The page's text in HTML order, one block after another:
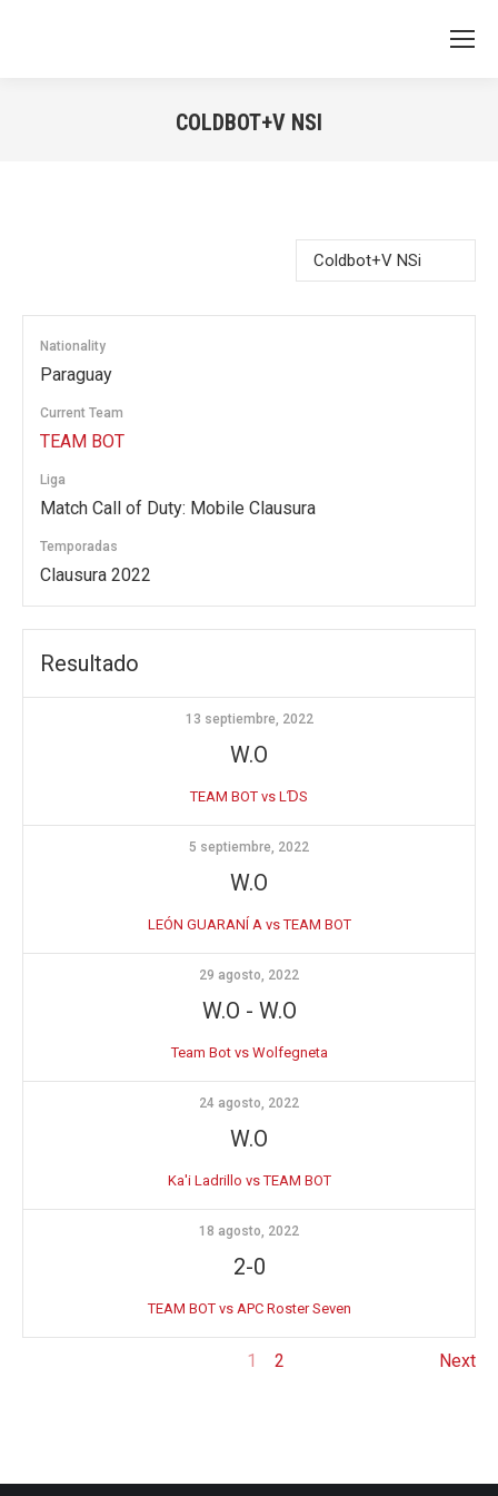
COLDBOT+V NSI
Nationality
Paraguay
Current Team
TEAM BOT
Liga
Match Call of Duty: Mobile Clausura
Temporadas
Clausura 2022
Resultado
13 septiembre, 2022
W.O
TEAM BOT vs LƊS
5 septiembre, 2022
W.O
LEÓN GUARANÍ A vs TEAM BOT
29 agosto, 2022
W.O - W.O
Team Bot vs Wolfegneta
24 agosto, 2022
W.O
Ka'i Ladrillo vs TEAM BOT
18 agosto, 2022
2-0
TEAM BOT vs APC Roster Seven
1 2 Next